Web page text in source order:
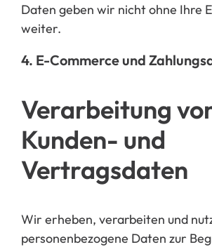
Daten geben wir nicht ohne Ihre
weiter.
4. E-Commerce und
Verarbeitung
Kunden- und
Vertragsdaten
Wir erheben, verarbeiten und
personenbezogene Daten zur